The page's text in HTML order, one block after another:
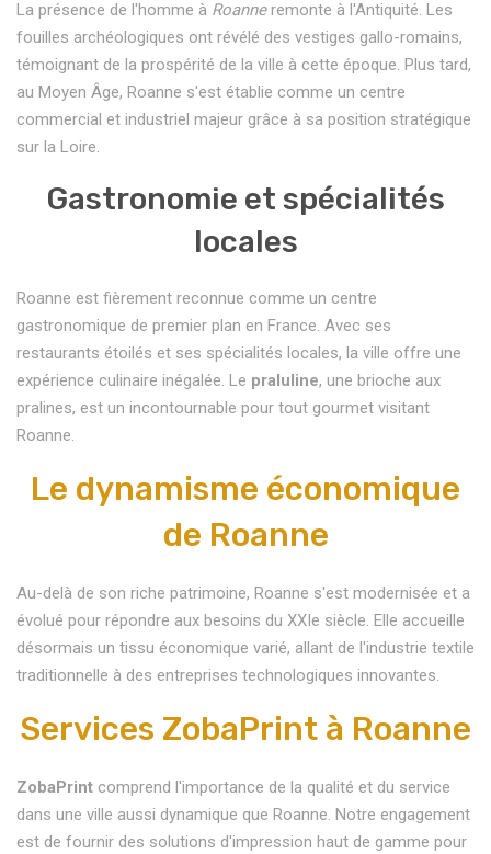
La présence de l'homme à Roanneremonte à l'Antiquité. Les
fouilles archéologiques ont révélé des vestiges gallo-romains,
témoignant de la prospérité de la ville à cette époque. Plus tard,
au Moyen Âge, Roanne s'est établie comme un centre
commercial et industriel majeur grâce à sa position stratégique
sur la Loire.
Gastronomie et spécialités
locales
Roanne est fièrement reconnue comme un centre
gastronomique de premier plan en France. Avec ses
restaurants étoilés et ses spécialités locales, la ville offre une
expérience culinaire inégalée. Le praluline, une brioche aux
pralines, est un incontournable pour tout gourmet visitant
Roanne.
Le dynamisme économique
de Roanne
Au-delà de son riche patrimoine, Roanne s'est modernisée et a
évolué pour répondre aux besoins du XXIe siècle. Elle accueille
désormais un tissu économique varié, allant de l'industrie textile
traditionnelle à des entreprises technologiques innovantes.
Services ZobaPrint à Roanne
ZobaPrint comprend l'importance de la qualité et du service
dans une ville aussi dynamique que Roanne. Notre engagement
est de fournir des solutions d'impression haut de gamme pour